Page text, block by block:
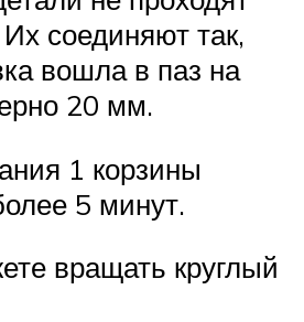
соединяют так,
вошла в паз на
20 мм.
1 корзины
5 минут.
вращать круглый